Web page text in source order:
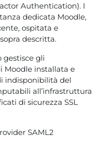
Authentication). I
dedicata Moodle,
ospitata e
descritta.
gestisce gli
Moodle installata e
indisponibilità del
all’infrastruttura
di sicurezza SSL
SAML2